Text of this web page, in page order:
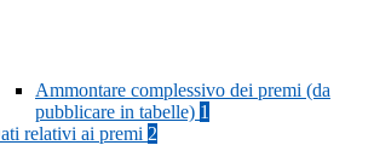
Ammontare complessivo dei premi (da
pubblicare in tabelle) 1
relativi ai premi 2